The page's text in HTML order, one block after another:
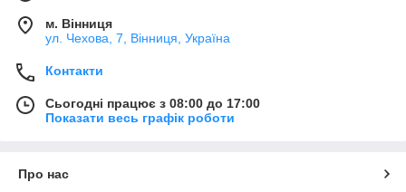
м. Вінниця
ул. Чехова, 7, Вінниця, Україна
Контакти
Сьогодні працює з 08:00 до 17:00
Показати весь графік роботи
Про нас